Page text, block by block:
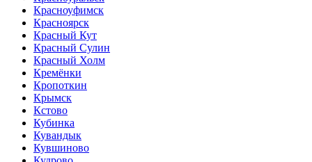
Красноуфимск
Красноярск
Красный Кут
Красный Сулин
Красный Холм
Кремёнки
Кропоткин
Крымск
Кстово
Кубинка
Кувандык
Кувшиново